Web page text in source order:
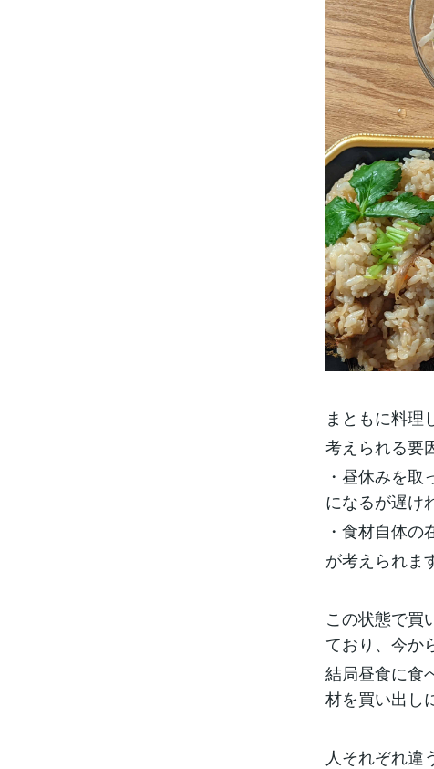
まともに料理
考えられる要
・昼休みを
になるが遅け
・食材自体の
が考えられま
この状態で買
ており、今か
結局昼食に食
材を買い出し
人それぞれ違